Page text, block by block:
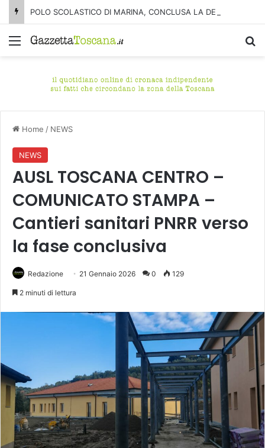
Menu
Home / NEWS
NEWS
AUSL TOSCANA CENTRO –
COMUNICATO STAMPA –
Cantieri sanitari PNRR verso
la fase conclusiva
Redazione 21 Gennaio 2026 0 129
2 minuti di lettura